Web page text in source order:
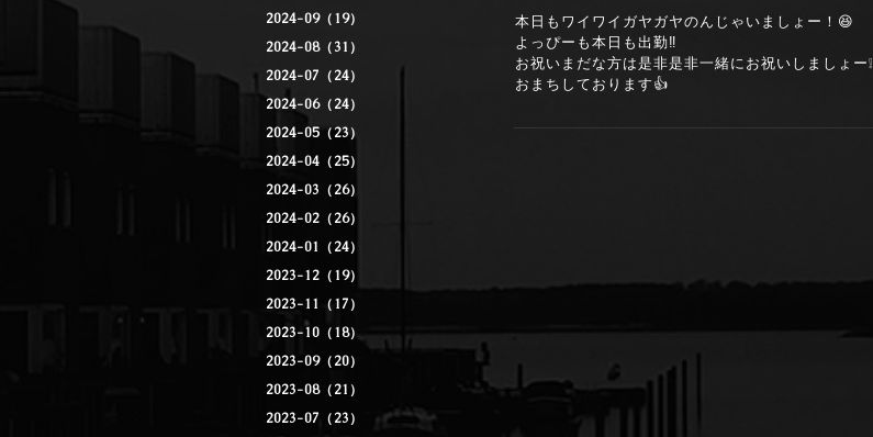
2024-09（19）
2024-08（31）
2024-07（24）
2024-06（24）
2024-05（23）
2024-04（25）
2024-03（26）
2024-02（26）
2024-01（24）
2023-12（19）
2023-11（17）
2023-10（18）
2023-09（20）
2023-08（21）
2023-07（23）
本日もワイワイガヤガヤのんじゃいましょー！😆
よっぴーも本日も出勤‼️
お祝いまだな方は是非是非一緒にお祝いしましょー❕
おまちしております👍️